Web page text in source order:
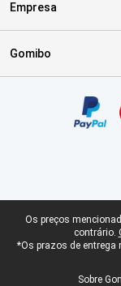
Empresa
Gomibo
Rodapé legal
Os preços
contrário.
*Os prazos de
Sobre